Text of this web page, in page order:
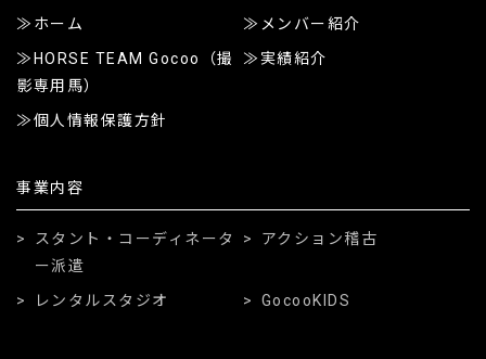
ホーム
メンバー紹介
HORSE TEAM Gocoo（撮
影専用馬）
実績紹介
個人情報保護方針
事業内容
スタント・コーディネータ
ー派遣
アクション稽古
レンタルスタジオ GocooKIDS